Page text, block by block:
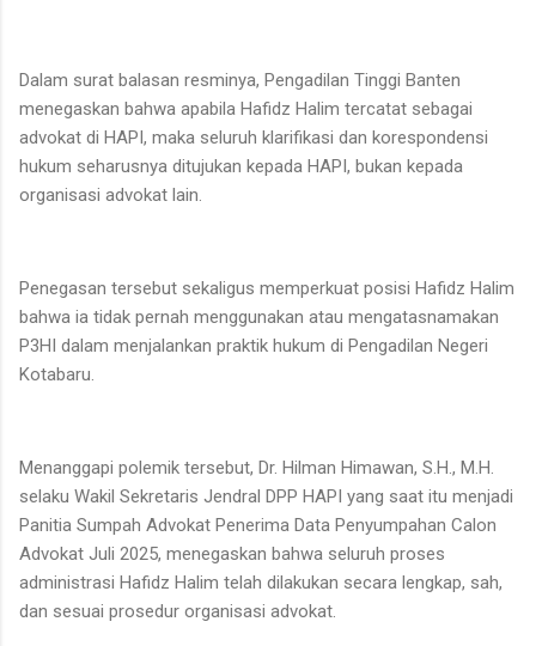
Dalam surat balasan resminya, Pengadilan Tinggi Banten
menegaskan bahwa apabila Hafidz Halim tercatat sebagai
advokat di HAPI, maka seluruh klarifikasi dan korespondensi
hukum seharusnya ditujukan kepada HAPI, bukan kepada
organisasi advokat lain.
Penegasan tersebut sekaligus memperkuat posisi Hafidz Halim
bahwa ia tidak pernah menggunakan atau mengatasnamakan
P3HI dalam menjalankan praktik hukum di Pengadilan Negeri
Kotabaru.
Menanggapi polemik tersebut, Dr. Hilman Himawan, S.H., M.H.
selaku Wakil Sekretaris Jendral DPP HAPI yang saat itu menjadi
Panitia Sumpah Advokat Penerima Data Penyumpahan Calon
Advokat Juli 2025, menegaskan bahwa seluruh proses
administrasi Hafidz Halim telah dilakukan secara lengkap, sah,
dan sesuai prosedur organisasi advokat.